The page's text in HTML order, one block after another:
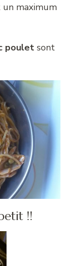
un maximum
poulet sont
!!